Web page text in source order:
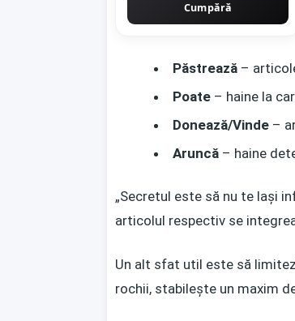
Cumpără
Păstrează –
Poate – haine la
Donează/Vinde –
Aruncă – haine
„Secretul este să nu te lași
articolul respectiv se
Un alt sfat util este să
rochii, stabilește un maxim